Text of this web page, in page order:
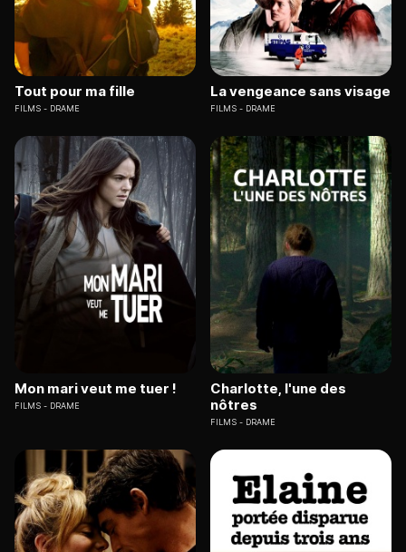
Tout pour ma fille
FILMS DRAME
La vengeance sans visage
FILMS DRAME
Mon mari veut me tuer !
FILMS DRAME
Charlotte, l'une des
nôtres
FILMS DRAME